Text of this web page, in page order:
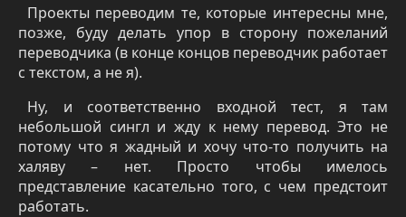
Проекты переводим те, которые интересны мне,
позже, буду делать упор в сторону пожеланий
переводчика (в конце концов переводчик работает
с текстом, а не я).
Ну, и соответственно входной тест, я там
небольшой сингл и жду к нему перевод. Это не
потому что я жадный и хочу что-то получить на
халяву – нет. Просто чтобы имелось
представление касательно того, с чем предстоит
работать.